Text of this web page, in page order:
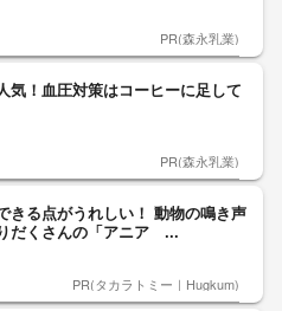
PR(森永乳業)
気！血圧対策はコーヒーに足して
PR(森永乳業)
きる点がうれしい！ 動物の鳴き声
だくさんの「アニア ...
PR(タカラトミー｜Hugkum)